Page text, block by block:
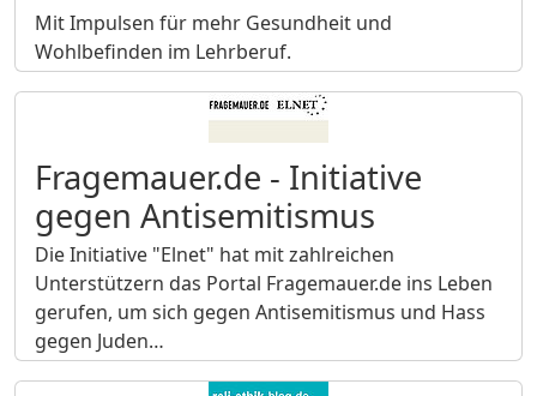
Mit Impulsen für mehr Gesundheit und
Wohlbefinden im Lehrberuf.
Fragemauer.de - Initiative
gegen Antisemitismus
Die Initiative "Elnet" hat mit zahlreichen
Unterstützern das Portal Fragemauer.de ins Leben
gerufen, um sich gegen Antisemitismus und Hass
gegen Juden…